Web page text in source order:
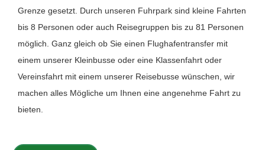
Grenze gesetzt. Durch unseren Fuhrpark sind kleine Fahrten
bis 8 Personen oder auch Reisegruppen bis zu 81 Personen
möglich. Ganz gleich ob Sie einen Flughafentransfer mit
einem unserer Kleinbusse oder eine Klassenfahrt oder
Vereinsfahrt mit einem unserer Reisebusse wünschen, wir
machen alles Mögliche um Ihnen eine angenehme Fahrt zu
bieten.